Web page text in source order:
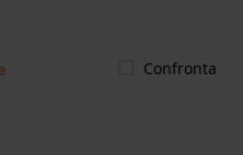
Confronta